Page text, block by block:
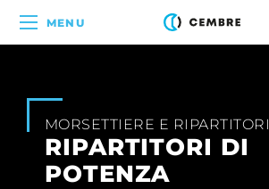
MENU
MORSETTIERE E RIPARTITORI
RIPARTITORI DI
POTENZA